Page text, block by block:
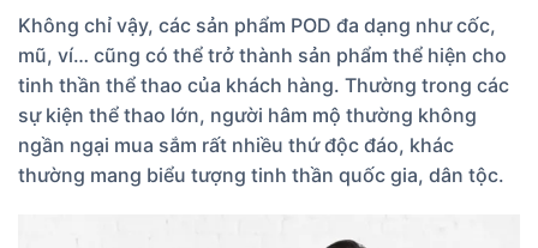
Không chỉ vậy, các sản phẩm POD đa dạng như cốc,
mũ, ví… cũng có thể trở thành sản phẩm thể hiện cho
tinh thần thể thao của khách hàng. Thường trong các
sự kiện thể thao lớn, người hâm mộ thường không
ngần ngại mua sắm rất nhiều thứ độc đáo, khác
thường mang biểu tượng tinh thần quốc gia, dân tộc.